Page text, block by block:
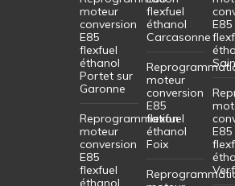
moteur
conversion
E85
flexfuel
éthanol
Portet sur
Garonne
Reprogrammation
moteur
conversion
E85
flexfuel
éthanol
flexfuel
éthanol
Carcasonne
moteur
conversion
E85
flexfuel
éthanol
Foix
E85
E85